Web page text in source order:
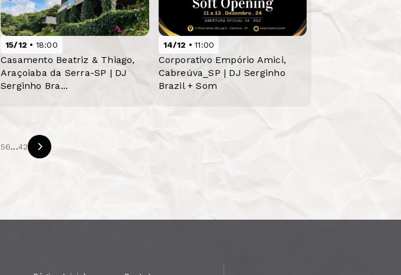
15/12 18:00
Casamento Beatriz & Thiago,
Araçoiaba da Serra-SP | DJ
Serginho Bra...
14/12 11:00
Corporativo Empório Amici,
Cabreúva_SP | DJ Serginho
Brazil + Som
56...42